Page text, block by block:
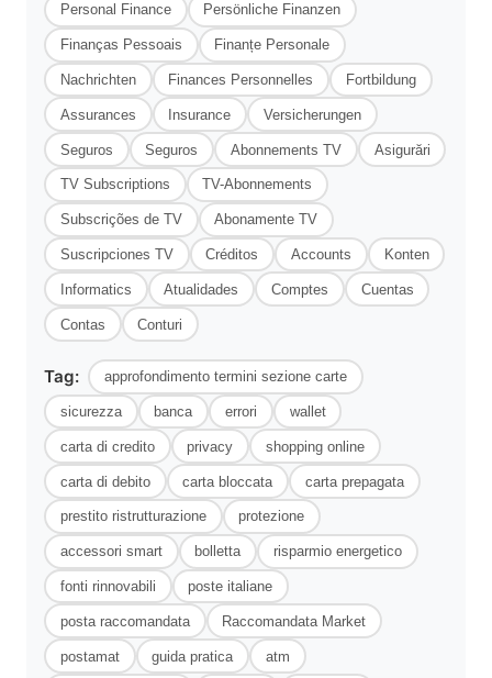
Personal Finance Persönliche Finanzen
Finanças Pessoais Finanțe Personale
Nachrichten Finances Personnelles Fortbildung
Assurances Insurance Versicherungen
Seguros Seguros Abonnements TV Asigurări
TV Subscriptions TV-Abonnements
Subscrições de TV Abonamente TV
Suscripciones TV Créditos Accounts Konten
Informatics Atualidades Comptes Cuentas
Contas Conturi
Tag: approfondimento termini sezione carte
sicurezza banca errori wallet
carta di credito privacy shopping online
carta di debito carta bloccata carta prepagata
prestito ristrutturazione protezione
accessori smart bolletta risparmio energetico
fonti rinnovabili poste italiane
posta raccomandata Raccomandata Market
postamat guida pratica atm